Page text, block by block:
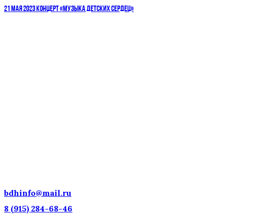
21 МАЯ 2023 КОНЦЕРТ «МУЗЫКА ДЕТСКИХ СЕРДЕЦ»
bdhinfo@mail.ru
8 (915) 284-68-46